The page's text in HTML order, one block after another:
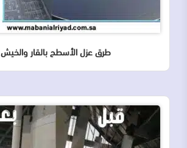
طرق عزل الأسطح بالقار والخيش